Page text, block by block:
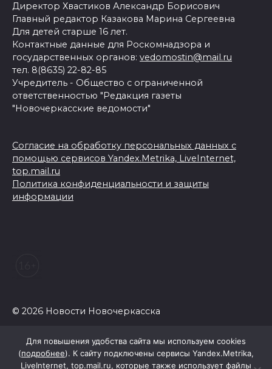
Директор Хвастиков Александр Борисович
Главный редактор Казакова Марина Сергеевна
Для детей старше 16 лет.
Контактные данные для Роскомнадзора и
государственных органов: vedomostin@mail.ru
тел. 8(8635) 22-82-85
Учредитель - Общество с ограниченной
ответственностью "Редакция газеты
"Новочеркасские ведомости"
Согласие на обработку персональных данных с
помощью сервисов Yandex.Metrika, LiveInternet,
top.mail.ru
Политика конфиденциальности и защиты
информации
© 2026 Новости Новочеркасска
Для повышения удобства сайта мы используем cookies
(подробнее). К сайту подключены сервисы Yandex.Metrika,
LiveInternet, top.mail.ru, которые также использует файлы